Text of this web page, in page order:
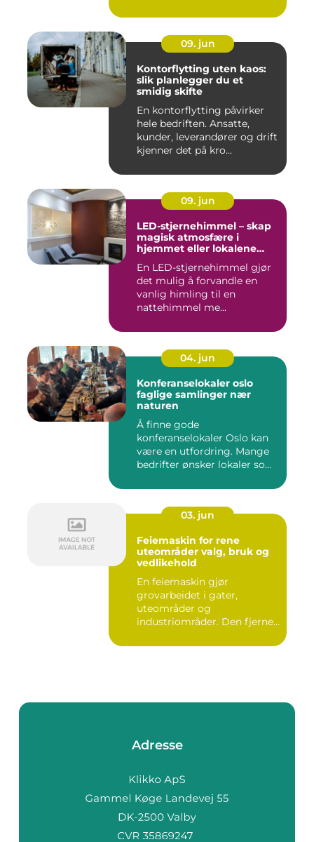
09. jun
Kontorflytting uten kaos:
slik planlegger du et
smidig skifte
En kontorflytting påvirker
hele bedriften. Ansatte,
kunder, leverandører og drift
kjenner det på kro...
09. jun
LED-stjernehimmel – skap
magisk atmosfære i
hjemmet eller lokalene
En LED-stjernehimmel gjør
det mulig å forvandle en
vanlig himling til en
nattehimmel me...
04. jun
Konferanselokaler oslo
faglige samlinger nær
naturen
Å finne gode
konferanselokaler Oslo kan
være en utfordring. Mange
bedrifter ønsker lokaler som
03. jun
Feiemaskin for rene
uteområder valg, bruk og
vedlikehold
En feiemaskin gjør
grovarbeidet i gater,
uteområder og
industriområder. Den fjerner
Adresse